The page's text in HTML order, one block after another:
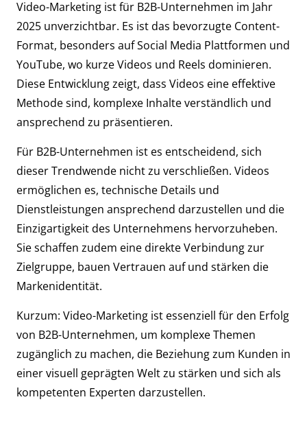
Video-Marketing ist für B2B-Unternehmen im Jahr
2025 unverzichtbar. Es ist das bevorzugte Content-
Format, besonders auf Social Media Plattformen und
YouTube, wo kurze Videos und Reels dominieren.
Diese Entwicklung zeigt, dass Videos eine effektive
Methode sind, komplexe Inhalte verständlich und
ansprechend zu präsentieren.
Für B2B-Unternehmen ist es entscheidend, sich
dieser Trendwende nicht zu verschließen. Videos
ermöglichen es, technische Details und
Dienstleistungen ansprechend darzustellen und die
Einzigartigkeit des Unternehmens hervorzuheben.
Sie schaffen zudem eine direkte Verbindung zur
Zielgruppe, bauen Vertrauen auf und stärken die
Markenidentität.
Kurzum: Video-Marketing ist essenziell für den Erfolg
von B2B-Unternehmen, um komplexe Themen
zugänglich zu machen, die Beziehung zum Kunden in
einer visuell geprägten Welt zu stärken und sich als
kompetenten Experten darzustellen.